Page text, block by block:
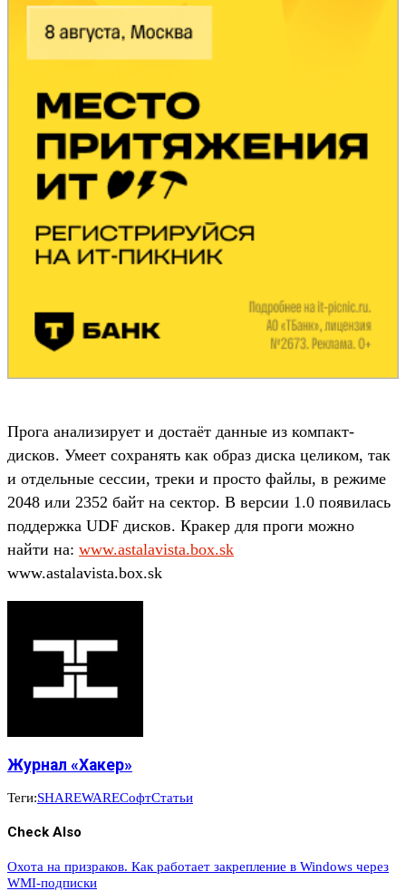
Прога анализирует и достаёт данные из компакт-
дисков. Умеет сохранять как образ диска целиком, так
и отдельные сессии, треки и просто файлы, в режиме
2048 или 2352 байт на сектор. В версии 1.0 появилась
поддержка UDF дисков. Кракер для проги можно
найти на: www.astalavista.box.sk
www.astalavista.box.sk
Журнал «Хакер»
Теги:SHAREWAREСофтСтатьи
Check Also
Охота на призраков. Как работает закрепление в Windows через
WMI-подписки